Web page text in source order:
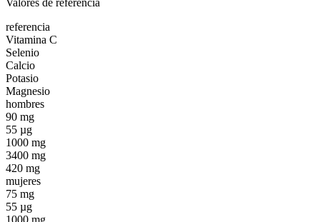
Valores de referencia
referencia
Vitamina C
Selenio
Calcio
Potasio
Magnesio
hombres
90 mg
55 µg
1000 mg
3400 mg
420 mg
mujeres
75 mg
55 µg